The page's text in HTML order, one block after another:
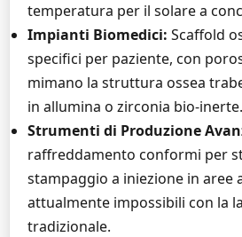
temperatura per il solare a
Impianti Biomedici: Scaffold
specifici per paziente, con
mimano la struttura ossea
in allumina o zirconia bio-inerte.
Strumenti di Produzione
raffreddamento conformi per
stampaggio a iniezione in aree
attualmente impossibili con la
tradizionale.